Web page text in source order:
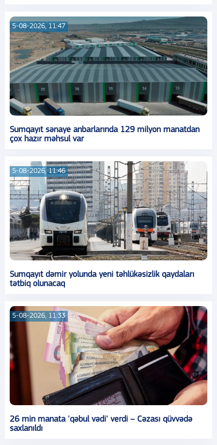
5-08-2026, 11:47
Sumqayıt sənaye anbarlarında 129 milyon manatdan
çox hazır məhsul var
5-08-2026, 11:46
Sumqayıt dəmir yolunda yeni təhlükəsizlik qaydaları
tətbiq olunacaq
5-08-2026, 11:33
26 min manata 'qəbul vədi' verdi – Cəzası qüvvədə
saxlanıldı